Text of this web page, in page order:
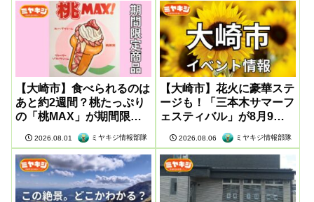
【大崎市】食べられるのは
あと約2週間？桃たっぷり
の「桃MAX」が期間限定
2026.08.01 ミヤキジ情報部隊
【大崎市】花火に豪華ステ
ージも！「三本木サマーフ
ェスティバル」が8月9日
2026.08.06 ミヤキジ情報部隊